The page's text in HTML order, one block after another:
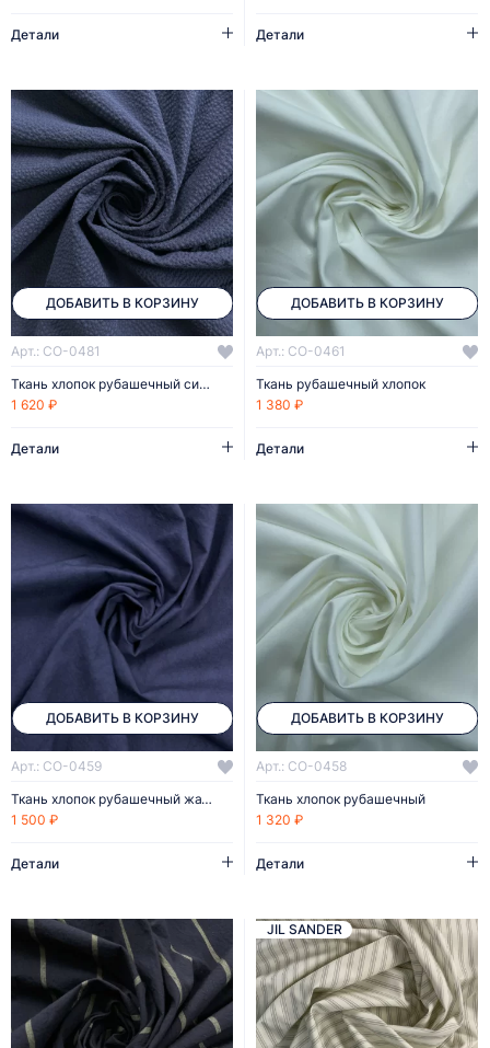
Детали Детали
ДОБАВИТЬ В КОРЗИНУ
Арт.: CO-0481
Ткань хлопок рубашечный сирсакер
1 620 ₽
Детали
ДОБАВИТЬ В КОРЗИНУ
Арт.: CO-0461
Ткань рубашечный хлопок
1 380 ₽
Детали
ДОБАВИТЬ В КОРЗИНУ
Арт.: CO-0459
Ткань хлопок рубашечный жатый
1 500 ₽
Детали
ДОБАВИТЬ В КОРЗИНУ
Арт.: CO-0458
Ткань хлопок рубашечный
1 320 ₽
Детали
JIL SANDER